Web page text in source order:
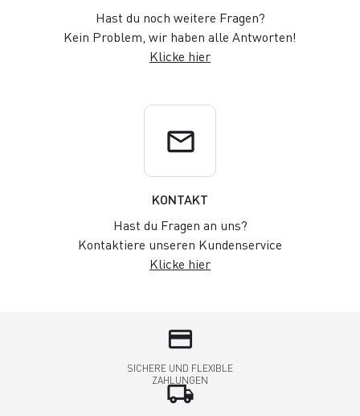
Hast du noch weitere Fragen?
Kein Problem, wir haben alle Antworten!
Klicke hier
email
KONTAKT
Hast du Fragen an uns?
Kontaktiere unseren Kundenservice
Klicke hier
credit_card
SICHERE UND FLEXIBLE
ZAHLUNGEN
local_shipping